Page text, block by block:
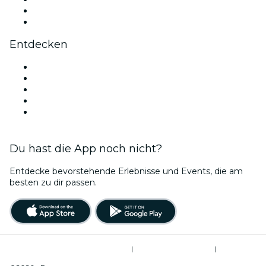
Entdecken
Du hast die App noch nicht?
Entdecke bevorstehende Erlebnisse und Events, die am
besten zu dir passen.
|
|